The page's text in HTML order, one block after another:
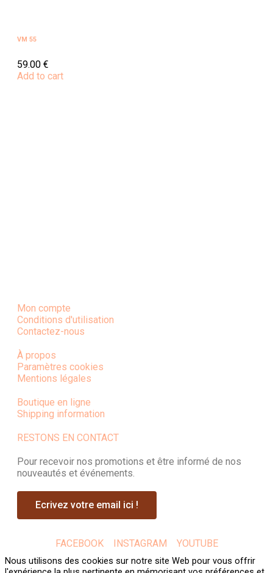
VM 55
59.00 €
Add to cart
Mon compte
Conditions d'utilisation
Contactez-nous
À propos
Paramètres cookies
Mentions légales
Boutique en ligne
Shipping information
RESTONS EN CONTACT
Pour recevoir nos promotions et être informé de nos
nouveautés et événements.
Ecrivez votre email ici !
FACEBOOK INSTAGRAM YOUTUBE
Nous utilisons des cookies sur notre site Web pour vous offrir